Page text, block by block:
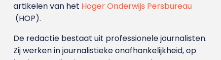
artikelen van het Hoger Onderwijs Persbureau
(HOP).
De redactie bestaat uit professionele journalisten.
Zij werken in journalistieke onafhankelijkheid, op